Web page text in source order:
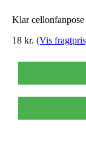
Klar
18 kr. (Vis